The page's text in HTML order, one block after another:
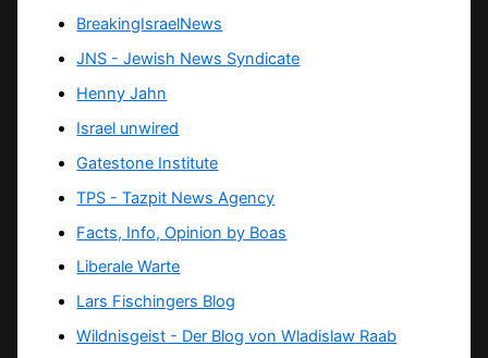
BreakingIsraelNews
JNS - Jewish News Syndicate
Henny Jahn
Israel unwired
Gatestone Institute
TPS -Tazpit News Agency
Facts, Info, Opinion by Boas
Liberale Warte
Lars Fischingers Blog
Wildnisgeist - Der Blog von Wladislaw Raab